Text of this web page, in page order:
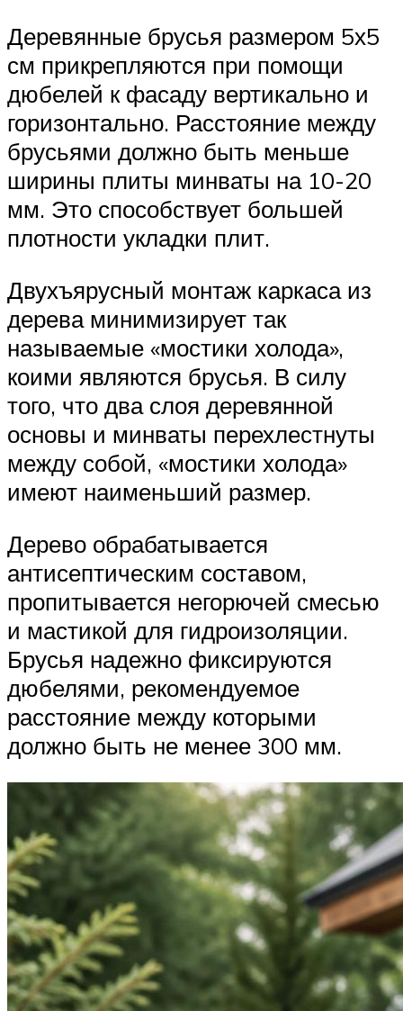
Деревянные брусья размером 5х5
см прикрепляются при помощи
дюбелей к фасаду вертикально и
горизонтально. Расстояние между
брусьями должно быть меньше
ширины плиты минваты на 10-20
мм. Это способствует большей
плотности укладки плит.
Двухъярусный монтаж каркаса из
дерева минимизирует так
называемые «мостики холода»,
коими являются брусья. В силу
того, что два слоя деревянной
основы и минваты перехлестнуты
между собой, «мостики холода»
имеют наименьший размер.
Дерево обрабатывается
антисептическим составом,
пропитывается негорючей смесью
и мастикой для гидроизоляции.
Брусья надежно фиксируются
дюбелями, рекомендуемое
расстояние между которыми
должно быть не менее 300 мм.